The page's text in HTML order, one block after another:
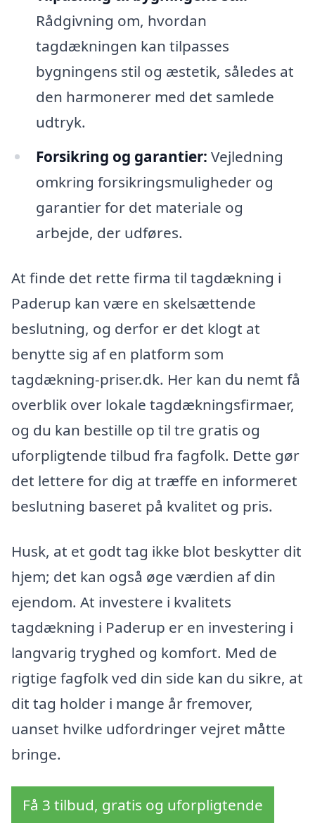
Rådgivning om, hvordan
tagdækningen kan tilpasses
bygningens stil og æstetik, således at
den harmonerer med det samlede
udtryk.
Forsikring og garantier: Vejledning
omkring forsikringsmuligheder og
garantier for det materiale og
arbejde, der udføres.
At finde det rette firma til tagdækning i
Paderup kan være en skelsættende
beslutning, og derfor er det klogt at
benytte sig af en platform som
tagdækning-priser.dk. Her kan du nemt få
overblik over lokale tagdækningsfirmaer,
og du kan bestille op til tre gratis og
uforpligtende tilbud fra fagfolk. Dette gør
det lettere for dig at træffe en informeret
beslutning baseret på kvalitet og pris.
Husk, at et godt tag ikke blot beskytter dit
hjem; det kan også øge værdien af din
ejendom. At investere i kvalitets
tagdækning i Paderup er en investering i
langvarig tryghed og komfort. Med de
rigtige fagfolk ved din side kan du sikre, at
dit tag holder i mange år fremover,
uanset hvilke udfordringer vejret måtte
bringe.
Få 3 tilbud, gratis og uforpligtende